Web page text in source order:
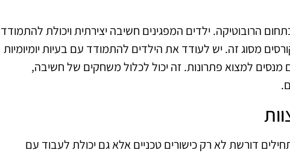
הרובוטיקה. ילדים המפגינים חשיבה יצירתית ויכולת להתמודד
מסוג זה. יש לעודד את הילדים להתמודד עם בעיות יומיומיות
למצוא פתרונות. זה יכול לכלול משחקים של חשיבה,
דורשת לא רק כישורים טכניים אלא גם יכולת לעבוד עם